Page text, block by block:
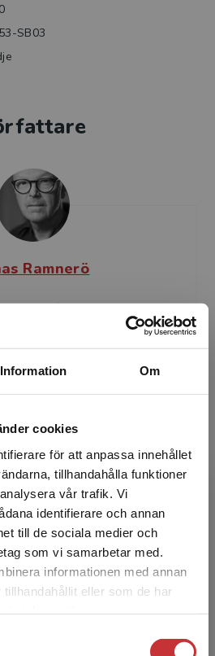
Information Om
cookies
för att anpassa innehållet
tillhandahålla funktioner
vår trafik. Vi
identifierare och annan
till de sociala medier och
som vi samarbetar med.
informationen med annan
eller som de har
fraktregion
besöker
en enhet utanför Sverige.
utanför Sverige. För
SB03
Ramnerö
2023) var docent i klinisk
psykolog och
studierektor vid
Törneke
och legitimerad
har tidigare gett ut flera
som finns översatta